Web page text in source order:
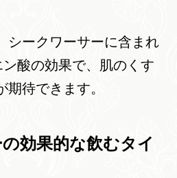
シークワーサーに含まれ
酸の効果で、肌のくす
待できます。
効果的な飲むタイ